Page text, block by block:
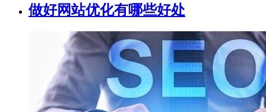
做好网站优化有哪些好处